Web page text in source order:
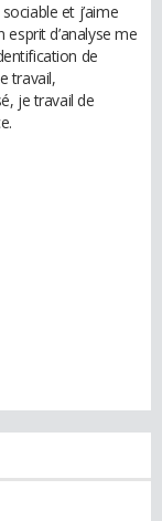
et j’aime
d’analyse me
de
travail,
je travail de